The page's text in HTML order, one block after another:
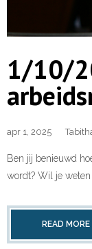
1/10/
apr 1, 2025
Ben jij benieuwd
wordt? Wil je weten
READ MORE